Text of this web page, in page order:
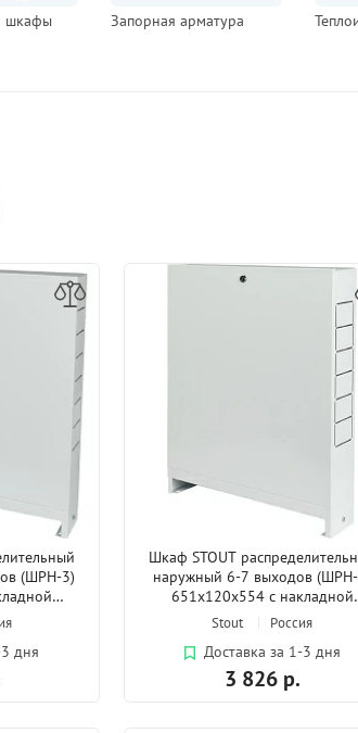
шкафы Запорная арматура
(ШРН-3)
дня
Шкаф STOUT
наружный 6-7 выходов
651х120х554 с накладной
дверцей
Stout Россия
Доставка за 1-3 дня
3 826 р.